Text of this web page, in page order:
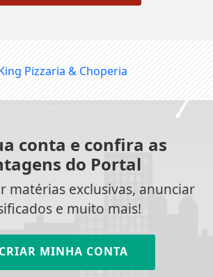
conta e confira as
do Portal
matérias exclusivas, anunciar
e muito mais!
MINHA CONTA